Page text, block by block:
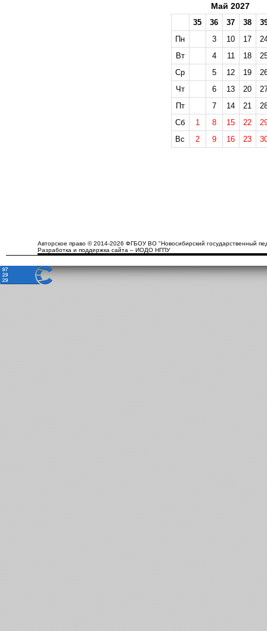
Май 2027
35 36 37 38
Пн
3 10 17
Вт
4 11 18
Ср
5 12 19
Чт
6 13 20
Пт
7 14 21
Сб
1 8 15 22
Вс
2 9 16 23
Авторское право © 2014-2026 ФГБОУ ВО "Новосибирский государственный
Разработка и поддержка сайта – ИОДО НГПУ